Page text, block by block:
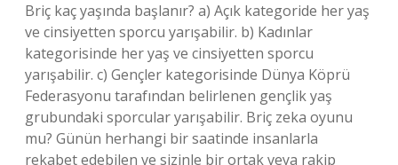
Briç kaç yaşında başlanır? a) Açık kategoride her yaş
ve cinsiyetten sporcu yarışabilir. b) Kadınlar
kategorisinde her yaş ve cinsiyetten sporcu
yarışabilir. c) Gençler kategorisinde Dünya Köprü
Federasyonu tarafından belirlenen gençlik yaş
grubundaki sporcular yarışabilir. Briç zeka oyunu
mu? Günün herhangi bir saatinde insanlarla
rekabet edebilen ve sizinle bir ortak veya rakip